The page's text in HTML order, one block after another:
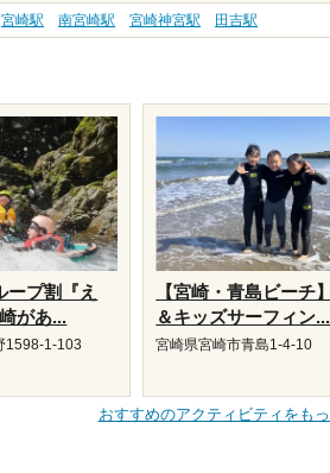
宮崎駅 南宮崎駅 宮崎神宮駅 田吉駅
ープ割『え
があ...
1598-1-103
【宮崎・青島ビーチ
＆キッズサーフィン...
宮崎県宮崎市青島1-4-10
おすすめのアクティビティをも